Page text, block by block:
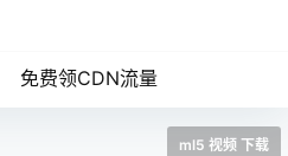
免费领CDN流量
ml5 视频 下载